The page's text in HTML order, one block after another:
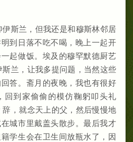
斯兰，但我还是和穆斯林邻居
到日落不吃不喝，晚上一起开
起做饭。埃及的穆罕默德厨艺
兰，让我多提问题，当然这些
答。斋月的夜晚，我也有很好
回到家偷偷的模仿鞠躬叩头礼
，就念天上的父，然后慢慢地
城市里戴盖头散步。最后我才
学生会在卫生间放瓶水了，因